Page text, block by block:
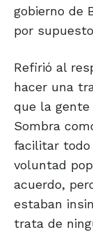
gobierno de
por
Refirió al
hacer una
que la gente
Sombra
facilitar todo
voluntad
acuerdo,
estaban
trata de